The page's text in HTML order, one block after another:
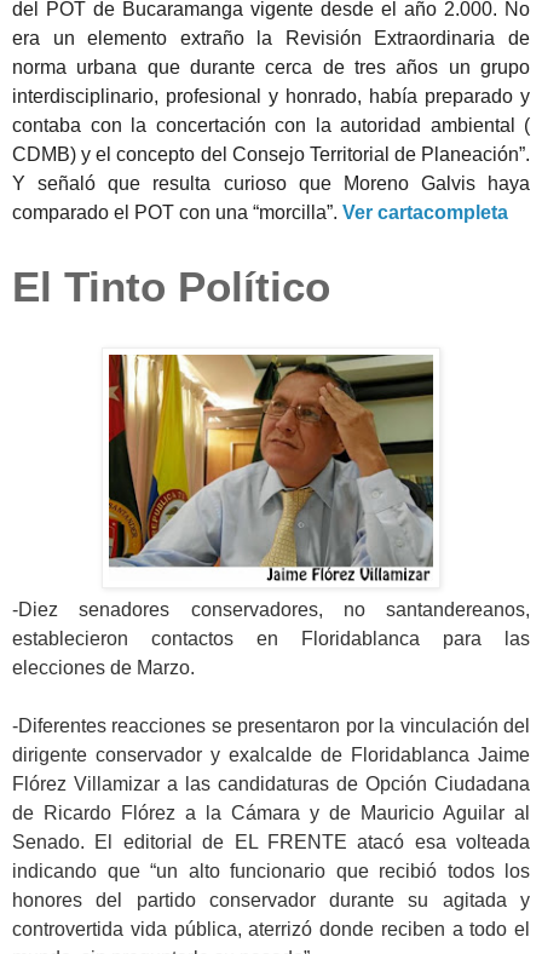
del POT de Bucaramanga vigente desde el año 2.000. No
era un elemento extraño la Revisión Extraordinaria de
norma urbana que durante cerca de tres años un grupo
interdisciplinario, profesional y honrado, había preparado y
contaba con la concertación con la autoridad ambiental (
CDMB) y el concepto del Consejo Territorial de Planeación”.
Y señaló que resulta curioso que Moreno Galvis haya
comparado el POT con una “morcilla”. Ver cartacompleta
El Tinto Político
-Diez senadores conservadores, no santandereanos,
establecieron contactos en Floridablanca para las
elecciones de Marzo.
-Diferentes reacciones se presentaron por la vinculación del
dirigente conservador y exalcalde de Floridablanca Jaime
Flórez Villamizar a las candidaturas de Opción Ciudadana
de Ricardo Flórez a la Cámara y de Mauricio Aguilar al
Senado. El editorial de EL FRENTE atacó esa volteada
indicando que “un alto funcionario que recibió todos los
honores del partido conservador durante su agitada y
controvertida vida pública, aterrizó donde reciben a todo el